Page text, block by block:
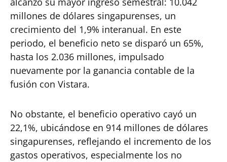
millones de dólares singapurenses, un
crecimiento del 1,9% interanual. En este
periodo, el beneficio neto se disparó un 65%,
hasta los 2.036 millones, impulsado
nuevamente por la ganancia contable de la
fusión con Vistara.
No obstante, el beneficio operativo cayó un
22,1%, ubicándose en 914 millones de dólares
singapurenses, reflejando el incremento de los
gastos operativos, especialmente los no